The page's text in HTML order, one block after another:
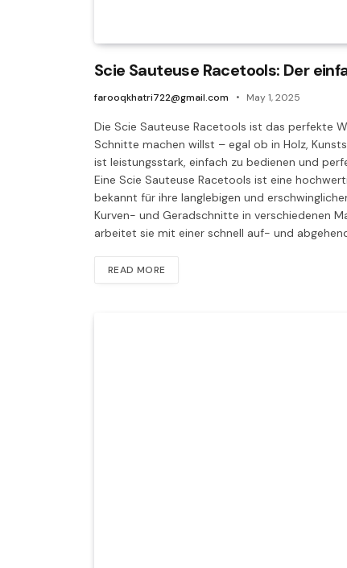
Scie Sauteuse Racetools: Der
farooqkhatri722@gmail.com May 1, 2025
Die Scie Sauteuse Racetools ist das perfekte
Schnitte machen willst – egal ob in Holz,
ist leistungsstark, einfach zu bedienen und
Eine Scie Sauteuse Racetools ist eine
bekannt für ihre langlebigen und
Kurven- und Geradschnitte in verschiedenen
arbeitet sie mit einer schnell auf- und
READ MORE